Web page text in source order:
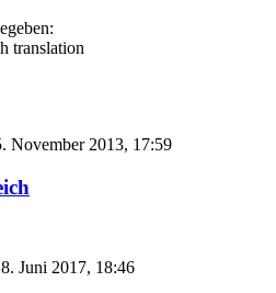
translation
November 2013, 17:59
Juni 2017, 18:46